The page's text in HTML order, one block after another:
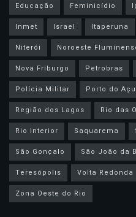
Educação
Feminicídio
Inmet
Israel Itaperuna
Niterói
Noroeste
Nova Friburgo
Petrobras
Polícia Militar
Porto do Açu
Região dos Lagos
Rio das
Rio Interior
Saquarema
São Gonçalo
São João da
Teresópolis
Volta Redonda
Zona Oeste do Rio